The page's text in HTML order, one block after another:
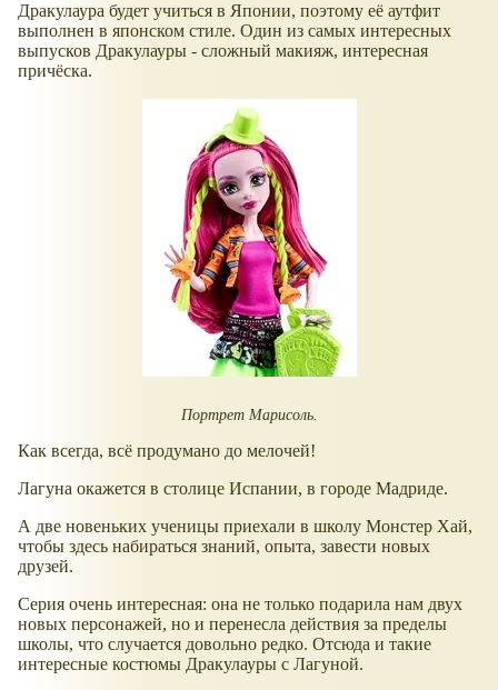
Дракулаура будет учиться в Японии, поэтому её аутфит
выполнен в японском стиле. Один из самых интересных
выпусков Дракулауры - сложный макияж, интересная
причёска.
Портрет Марисоль.
Как всегда, всё продумано до мелочей!
Лагуна окажется в столице Испании, в городе Мадриде.
А две новеньких ученицы приехали в школу Монстер Хай,
чтобы здесь набираться знаний, опыта, завести новых
друзей.
Серия очень интересная: она не только подарила нам двух
новых персонажей, но и перенесла действия за пределы
школы, что случается довольно редко. Отсюда и такие
интересные костюмы Дракулауры с Лагуной.